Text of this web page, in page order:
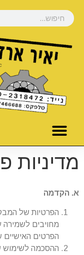
מדיניות
א. הקדמה
הפרטיות של
מחויבים לשמירה
הפרטים
ההסכמה לשימוש